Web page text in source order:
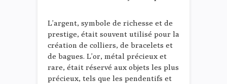
L’argent, symbole de richesse et de
prestige, était souvent utilisé pour la
création de colliers, de bracelets et
de bagues. L’or, métal précieux et
rare, était réservé aux objets les plus
précieux, tels que les pendentifs et